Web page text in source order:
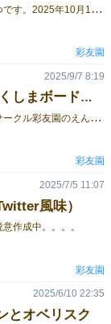
こ
んばんは、彩友園のえんつっつです。2025年10月12日 vtuberの柿ノ木すん助様YouTubeチャンネルに出演します。2人用心理戦ゲーム「エーススナイパー」を、柿ノ木すん助様とボドぶいのvtuberの方とプレイしていただけるとのことです。私は解説役で出ます(顔は出ません)。■YouTubeチャンネル・柿ノ木すん助様・ボドぶいYouTube生配信に出演するのは人生初なので、緊張のあまり変なこと言っちゃわないかとても心配です汗汗汗エーススナイパー自体はとても面白いゲームなので、そこは自信持って解説したいと思います。 最後までお読みいただきありがとうございます。ゲームマーケットまでもうすぐですね。彩友園は土曜日22日に出展します。
彩友園
2025年8月30日第2回とくしまボードゲーム市場
こ
んにちは、ボードゲーム製作サークル彩友園のえんつっつです。2025年8月30日に、徳島県徳島市の徳島県JA会館で行われた、第2回とくしまボードゲーム市場に出展してきました。彩友園としては初めての関東以外の遠征となったため（しかも、私えんつっつにとって人生初の四国）、いろいろ不安だったのですが、無事に終えることができました。■第2回とくしまボードゲーム市場 会場 会場に到着し、ブースを設営。今回は2人用のエーススナイパーを中心に頒布することに。13:00～16:00の3時間という短い時間でしたが、結果的にエーススナイパーを2個購入いただけました。個人的にうれしかったのは、エーススナイパーのルール説明だけで興味を持っていただけたこと。説明で面白さが伝わるのはとっても快感です。エーススナイパーは簡単な数当てゲームなのですが、近いゲーム性のゲームがあるらしいというのを教えていただきました。おそらく「スコープ：スターリングラード狙撃戦」のことかなと。少ない数ではありますが、徳島県の方にエーススナイパーの面白さを少しでも伝えることができたなら光栄です。■観光で、8月30日で帰るというのはあまりにももったいなさすぎるということで、1泊して翌日31日に徳島県内をいろいろ観光してきました。宿の朝食。昨晩の打ち上げで徳島のおいしい食べ物と日本酒とすだち×10個をしっかりと食べたので、こういうやさしめの朝食はありがたい。一等三角点「眉山」。標高290mの眉山は、徳島市の象徴だそうです。東京とか横浜とかさいたまとか千葉には都庁県庁所在地のど真ん中に山なんてないもんなあ。鳴門海峡にかかる大鳴門橋。この橋の下には、かつて計画されていた四国新幹線を通すはずだった空間に、鳴門の渦潮を見るための「渦の道」という施設があります。瀬戸内海は潮流が速く、徳島県の大毛島と兵庫県の淡路島に挟まれる鳴門海峡は特に渦潮ができやすいとのこと。私も行きましたが、渦潮ができにくい時間帯だったらしく、小さめの渦潮を見てきました。 最後までお読みいただきありがとうございました。現在、新作「ファウンセン」を鋭意製作中です。パーティ寄り、大人数向けの心理戦ゲームとなる予定ですのでお楽しみに。
2025/9/7 8:19
彩友園
風味）
作成中。。。。
2025/7/5 11:07
彩友園
オベリスク
2025/6/10 22:35